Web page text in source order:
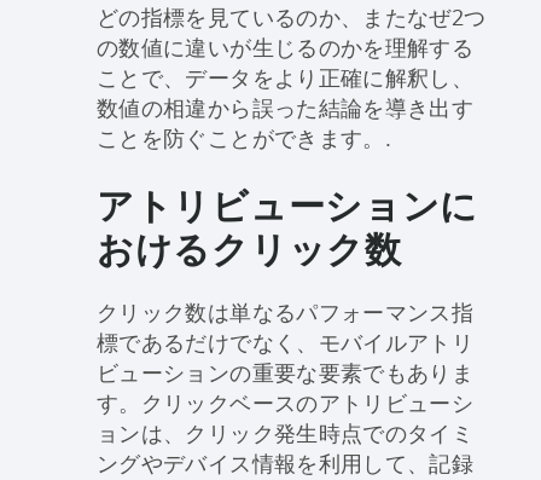
どの指標を見ているのか、またなぜ2つ
の数値に違いが生じるのかを理解する
ことで、データをより正確に解釈し、
数値の相違から誤った結論を導き出す
ことを防ぐことができます。.
アトリビューションに
おけるクリック数
クリック数は単なるパフォーマンス指
標であるだけでなく、モバイルアトリ
ビューションの重要な要素でもありま
す。クリックベースのアトリビューシ
ョンは、クリック発生時点でのタイミ
ングやデバイス情報を利用して、記録